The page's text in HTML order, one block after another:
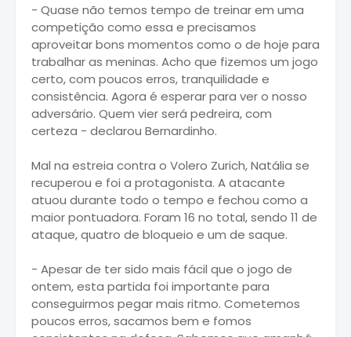
- Quase não temos tempo de treinar em uma
competição como essa e precisamos
aproveitar bons momentos como o de hoje para
trabalhar as meninas. Acho que fizemos um jogo
certo, com poucos erros, tranquilidade e
consistência. Agora é esperar para ver o nosso
adversário. Quem vier será pedreira, com
certeza - declarou Bernardinho.
Mal na estreia contra o Volero Zurich, Natália se
recuperou e foi a protagonista. A atacante
atuou durante todo o tempo e fechou como a
maior pontuadora. Foram 16 no total, sendo 11 de
ataque, quatro de bloqueio e um de saque.
- Apesar de ter sido mais fácil que o jogo de
ontem, esta partida foi importante para
conseguirmos pegar mais ritmo. Cometemos
poucos erros, sacamos bem e fomos